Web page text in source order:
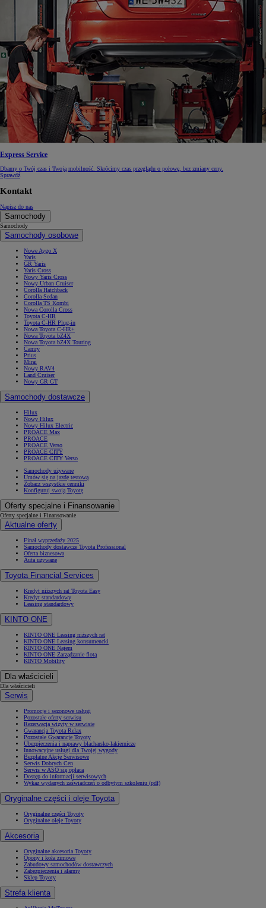
Express Service
Dbamy o Twój czas i Twoją mobilność. Skrócimy czas przeglądu o połowę, bez zmiany ceny.
Sprawdź
Kontakt
Napisz do nas
Samochody
Samochody
Samochody osobowe
Nowe Aygo X
Yaris
GR Yaris
Yaris Cross
Nowy Yaris Cross
Nowy Urban Cruiser
Corolla Hatchback
Corolla Sedan
Corolla TS Kombi
Nowa Corolla Cross
Toyota C-HR
Toyota C-HR Plug-in
Nowa Toyota C-HR+
Nowa Toyota bZ4X
Nowa Toyota bZ4X Touring
Camry
Prius
Mirai
Nowy RAV4
Land Cruiser
Nowy GR GT
Samochody dostawcze
Hilux
Nowy Hilux
Nowy Hilux Electric
PROACE Max
PROACE
PROACE Verso
PROACE CITY
PROACE CITY Verso
Samochody używane
Umów się na jazdę testową
Zobacz wszystkie cenniki
Konfiguruj swoją Toyotę
Oferty specjalne i Finansowanie
Oferty specjalne i Finansowanie
Aktualne oferty
Finał wyprzedaży 2025
Samochody dostawcze Toyota Professional
Oferta biznesowa
Auta używane
Toyota Financial Services
Kredyt niższych rat Toyota Easy
Kredyt standardowy
Leasing standardowy
KINTO ONE
KINTO ONE Leasing niższych rat
KINTO ONE Leasing konsumencki
KINTO ONE Najem
KINTO ONE Zarządzanie flotą
KINTO Mobility
Dla właścicieli
Dla właścicieli
Serwis
Promocje i sezonowe usługi
Pozostałe oferty serwisu
Rezerwacja wizyty w serwisie
Gwarancja Toyota Relax
Pozostałe Gwarancje Toyoty
Ubezpieczenia i naprawy blacharsko-lakiernicze
Innowacyjne usługi dla Twojej wygody
Bezpłatne Akcje Serwisowe
Serwis Dobrych Cen
Serwis w ASO się opłaca
Dostęp do informacji serwisowych
Wykaz wydanych zaświadczeń o odbytym szkoleniu (pdf)
Oryginalne części i oleje Toyota
Oryginalne części Toyoty
Oryginalne oleje Toyoty
Akcesoria
Oryginalne akcesoria Toyoty
Opony i koła zimowe
Zabudowy samochodów dostawczych
Zabezpieczenia i alarmy
Sklep Toyoty
Strefa klienta